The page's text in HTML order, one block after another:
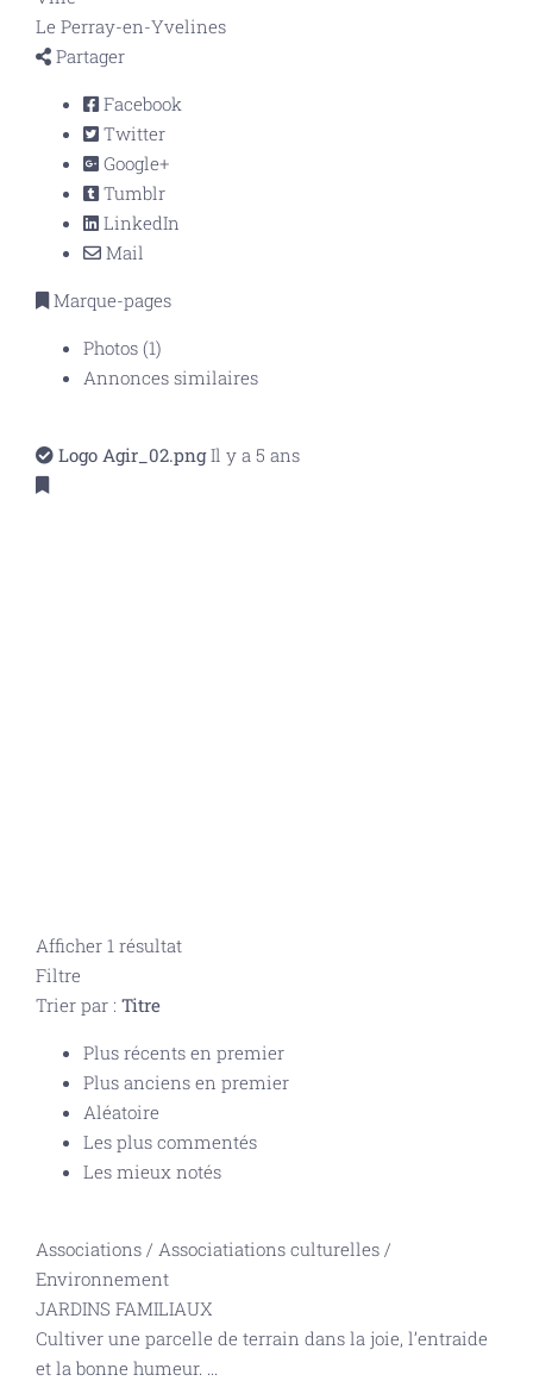
Le Perray-en-Yvelines
Partager
Facebook
Twitter
Google+
Tumblr
LinkedIn
Mail
Marque-pages
Photos (1)
Annonces similaires
Logo Agir_02.png Il y a 5 ans
Afficher 1 résultat
Filtre
Trier par : Titre
Plus récents en premier
Plus anciens en premier
Aléatoire
Les plus commentés
Les mieux notés
Associations / Associatiations culturelles /
Environnement
JARDINS FAMILIAUX
Cultiver une parcelle de terrain dans la joie, l’entraide
et la bonne humeur. ...